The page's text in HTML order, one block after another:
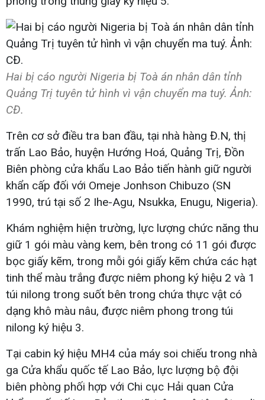
Hai bị cáo người Nigeria bị Toà án nhân dân tỉnh
Quảng Trị tuyên tử hình vì vận chuyển ma tuý. Ảnh:
CĐ.
Trên cơ sở điều tra ban đầu, tại nhà hàng Đ.N, thị
trấn Lao Bảo, huyện Hướng Hoá, Quảng Trị, Đồn
Biên phòng cửa khẩu Lao Bảo tiến hành giữ người
khẩn cấp đối với Omeje Jonhson Chibuzo (SN
1990, trú tại số 2 Ihe-Agu, Nsukka, Enugu, Nigeria).
Khám nghiệm hiện trường, lực lượng chức năng thu
giữ 1 gói màu vàng kem, bên trong có 11 gói được
bọc giấy kẽm, trong mỗi gói giấy kẽm chứa các hạt
tinh thể màu trắng được niêm phong ký hiệu 2 và 1
túi nilong trong suốt bên trong chứa thực vật có
dạng khô màu nâu, được niêm phong trong túi
nilong ký hiệu 3.
Tại cabin ký hiệu MH4 của máy soi chiếu trong nhà
ga Cửa khẩu quốc tế Lao Bảo, lực lượng bộ đội
biên phòng phối hợp với Chi cục Hải quan Cửa